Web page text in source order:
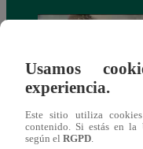
Usamos
experiencia.
Este sitio utiliza
contenido. Si estás en la
según el RGPD